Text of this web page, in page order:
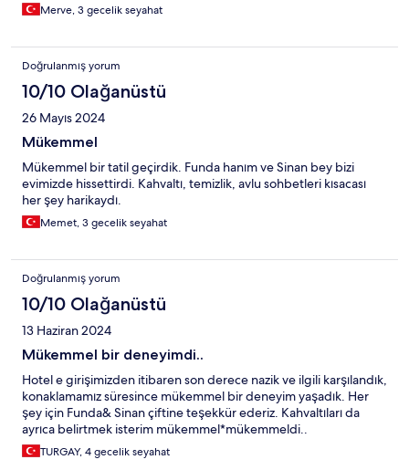
Merve, 3 gecelik seyahat
Doğrulanmış yorum
10/10 Olağanüstü
26 Mayıs 2024
Mükemmel
Mükemmel bir tatil geçirdik. Funda hanım ve Sinan bey bizi
evimizde hissettirdi. Kahvaltı, temizlik, avlu sohbetleri kısacası
her şey harikaydı.
Memet, 3 gecelik seyahat
Doğrulanmış yorum
10/10 Olağanüstü
13 Haziran 2024
Mükemmel bir deneyimdi..
Hotel e girişimizden itibaren son derece nazik ve ilgili karşılandık,
konaklamamız süresince mükemmel bir deneyim yaşadık. Her
şey için Funda& Sinan çiftine teşekkür ederiz. Kahvaltıları da
ayrıca belirtmek isterim mükemmel*mükemmeldi..
TURGAY, 4 gecelik seyahat